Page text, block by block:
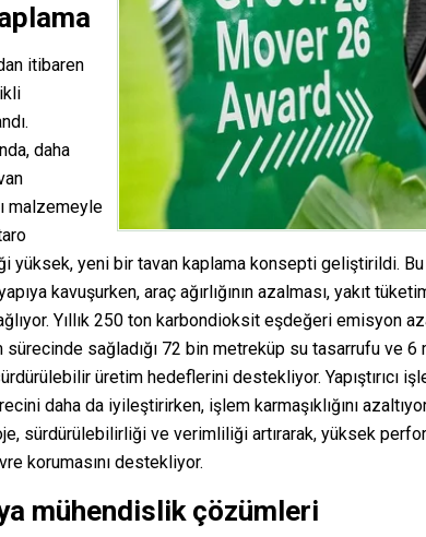
itibaren
daha
malzemeyle
yüksek, yeni bir tavan kaplama konsepti geliştirildi.
kavuşurken, araç ağırlığının azalması, yakıt
Yıllık 250 ton karbondioksit eşdeğeri emisyon
sürecinde sağladığı 72 bin metreküp su tasarrufu ve
üretim hedeflerini destekliyor. Yapıştırıcı
daha da iyileştirirken, işlem karmaşıklığını
sürdürülebilirliği ve verimliliği artırarak, yüksek
korumasını destekliyor.
mühendislik çözümleri